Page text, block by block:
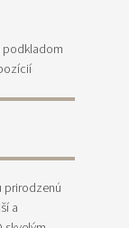
podkladom
prirodzenú
a